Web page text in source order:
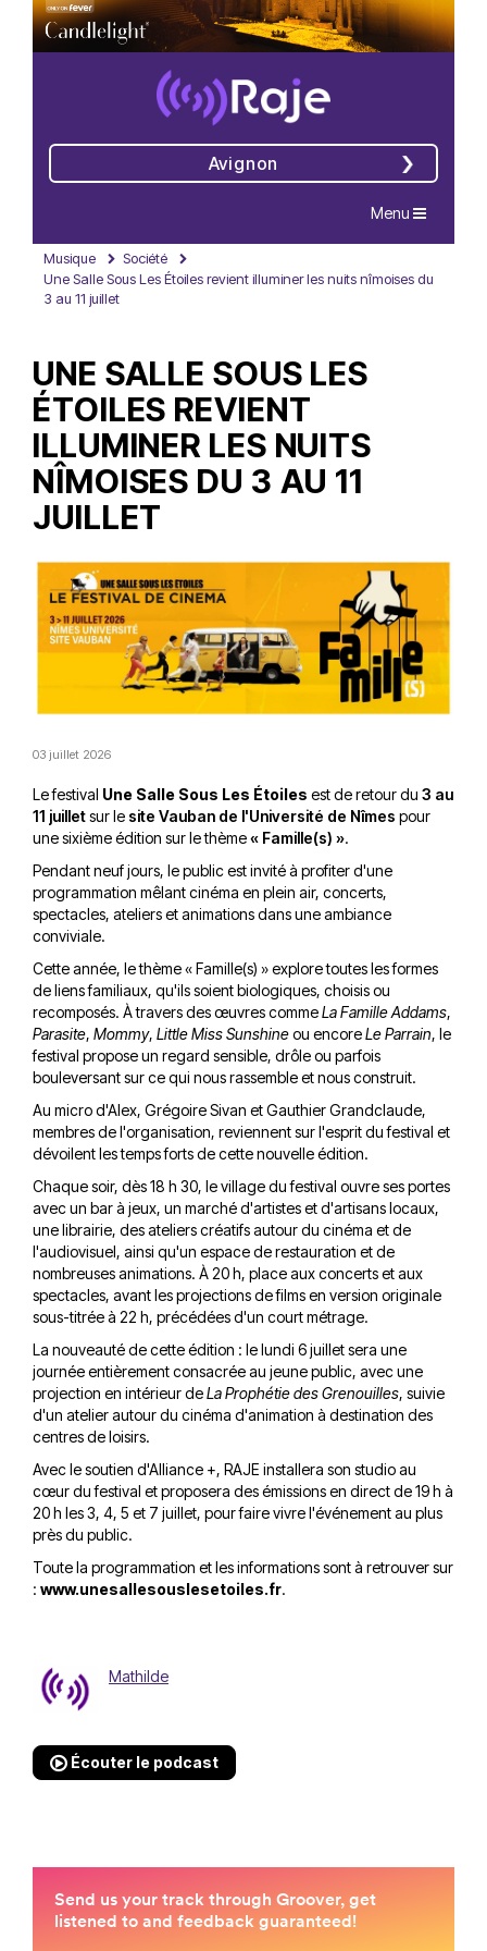
Avignon
Navigation
Menu
Musique
Société
Une Salle Sous Les Étoiles revient illuminer les nuits nîmoises du
3 au 11 juillet
UNE SALLE SOUS LES
ÉTOILES REVIENT
ILLUMINER LES NUITS
NÎMOISES DU 3 AU 11
JUILLET
03 juillet 2026
Le festival Une Salle Sous Les Étoiles est de retour du 3 au
11 juilletsur le site Vauban de l'Université de Nîmes pour
une sixième édition sur le thème« Famille(s) ».
Pendant neuf jours, le public est invité à profiter d'une
programmation mêlant cinéma en plein air, concerts,
spectacles, ateliers et animations dans une ambiance
conviviale.
Cette année, le thème « Famille(s) » explore toutes les formes
de liens familiaux, qu'ils soient biologiques, choisis ou
recomposés. À travers des œuvres commeLa Famille Addams,
Parasite, Mommy, Little Miss Sunshineou encoreLe Parrain, le
festival propose un regard sensible, drôle ou parfois
bouleversant sur ce qui nous rassemble et nous construit.
Au micro d'Alex, Grégoire Sivan et Gauthier Grandclaude,
membres de l'organisation, reviennent sur l'esprit du festival et
dévoilent les temps forts de cette nouvelle édition.
Chaque soir, dès 18 h 30, le village du festival ouvre ses portes
avec un bar à jeux, un marché d'artistes et d'artisans locaux,
une librairie, des ateliers créatifs autour du cinéma et de
l'audiovisuel, ainsi qu'un espace de restauration et de
nombreuses animations. À 20 h, place aux concerts et aux
spectacles, avant les projections de films en version originale
sous-titrée à 22 h, précédées d'un court métrage.
La nouveauté de cette édition : le lundi 6 juillet sera une
journée entièrement consacrée au jeune public, avec une
projection en intérieur deLa Prophétie des Grenouilles, suivie
d'un atelier autour du cinéma d'animation à destination des
centres de loisirs.
Avec le soutien d'Alliance +, RAJE installera son studio au
cœur du festival et proposera des émissions en direct de 19 h à
20 h les 3, 4, 5 et 7 juillet, pour faire vivre l'événement au plus
près du public.
Toute la programmation et les informations sont à retrouver sur
: www.unesallesouslesetoiles.fr.
Mathilde
Écouter le podcast